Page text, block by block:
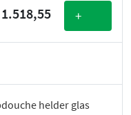
1.518,55 +
helder glas